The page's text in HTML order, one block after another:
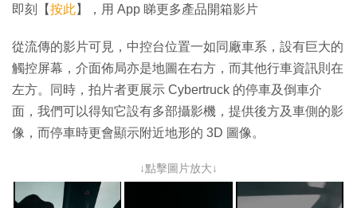
片
即刻【按此】，用 App 睇更多產品開箱影片
從流傳的影片可見，中控台位置一如同廠車系，設有巨大的
觸控屏幕，介面佈局亦是地圖在右方，而其他行車資訊則在
左方。同時，拍片者更展示 Cybertruck 的停車及倒車介
面，我們可以得知它設有多部攝影機，提供後方及車側的影
像，而停車時更會顯示附近地形的 3D 圖像。
↓點擊圖片放大↓